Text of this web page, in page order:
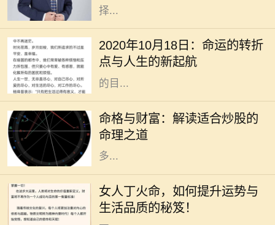
择...
2020年10月18日：命运的转折
点与人生的新起航
2020年10月18日，作为一个看似普
通的日子，却在不知不觉中成了许多
人生活的转折点。在这个时代高速发
展的背景下，我们总是忙于追逐眼前
的目...
命格与财富：解读适合炒股的
命理之道
在现代社会，股市作为一种重要的投
资方式，吸引了越来越多的人参与。
然而，炒股不仅仅是简单地买入和卖
出，更是与个人的命理息息相关。许
多...
女人丁火命，如何提升运势与
生活品质的秘笈！
在中国传统命理学中，丁火命代表了
热情、温暖和灵动。对于女人来说，
丁火命的特质使她们充满了活力和魅
力。但是，要想在生活和事业中实现